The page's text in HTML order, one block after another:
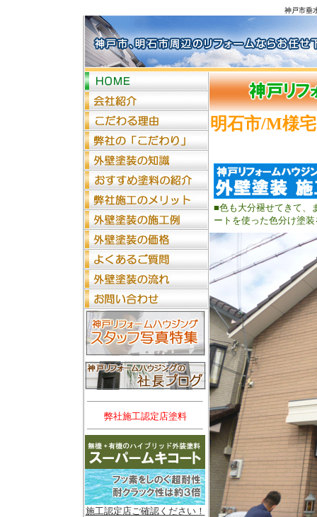
神戸市
弊社施工認定店塗料
施工認定店ご確認ください！
明石市/M様
■色も大分褪せてきて、
ートを使った色分け塗